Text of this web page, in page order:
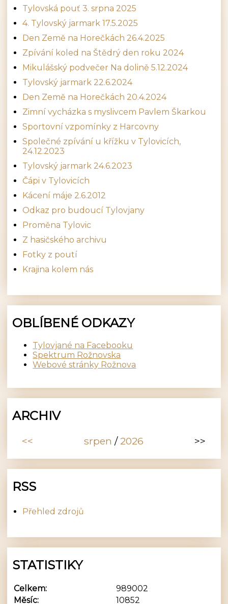
Tylovská pouť 3. srpna 2025
4. Tylovský jarmark 17.5.2025
Den Země na Horečkách 26.4.2025
Zpívání koled na Štědrý den roku 2024
Mikulášský podvečer Na dolině 5.12.2024
Tylovský jarmark 22.6.2024
Den Země na Horečkách 20.4.2024
Zimní vycházka s myslivcem Pavlem Škarkou
Sportovní vzpomínky z Harcovny
Společné zpívání u křížku v Tylovicích,
24.12.2023
Tylovský jarmark 24.6.2023
Čápi v Tylovicích
Kácení máje 2.6.2012
Odkaz pro budoucí Tylovjany
Proměna Tylovic
Z hasičského archivu
Fotky z poutí
Krajina kolem nás
OBLÍBENÉ ODKAZY
Tylovjané na Facebooku
Spektrum Rožnovska
Webové stránky Rožnova
ARCHIV
<< srpen / 2026 >>
RSS
Přehled zdrojů
STATISTIKY
Celkem:
989002
Měsíc:
10852